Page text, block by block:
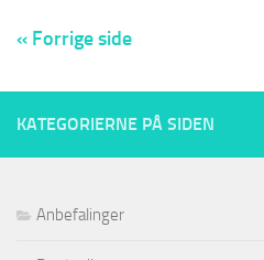
« Forrige side
KATEGORIERNE PÅ SIDEN
Anbefalinger